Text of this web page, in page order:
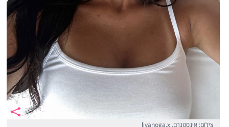
צילום: אינסטגרם, liyanoga.x